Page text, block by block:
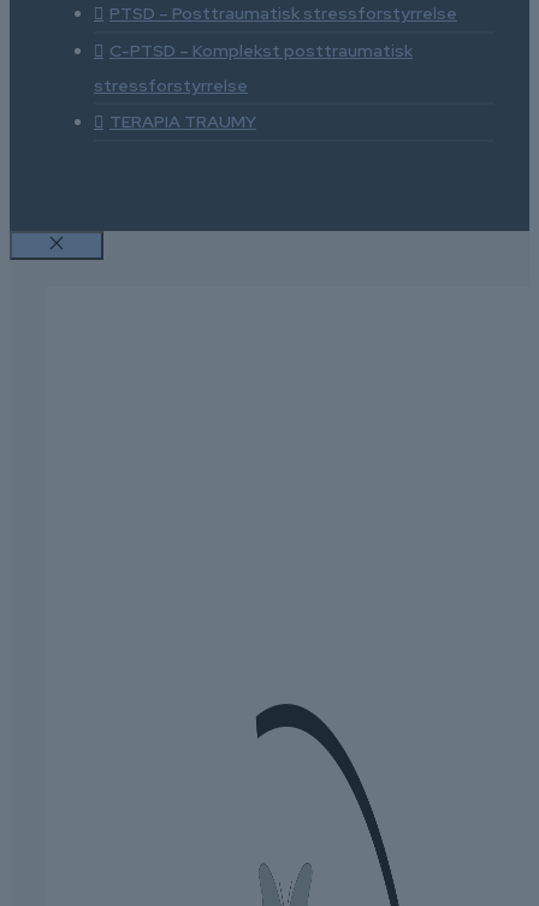
PTSD – Posttraumatisk stressforstyrrelse
C-PTSD – Komplekst posttraumatisk
stressforstyrrelse
TERAPIA TRAUMY
Luk